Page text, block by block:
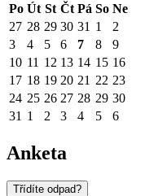
Po Út St Čt Pá So Ne
27 28 29 30 31 1
2
3
4 5 6 7 8
9
10 11 12 13 14 15 16
17 18 19 20 21 22 23
24 25 26 27 28 29 30
31 1 2 3 4 5 6
Anketa
Třídíte odpad?